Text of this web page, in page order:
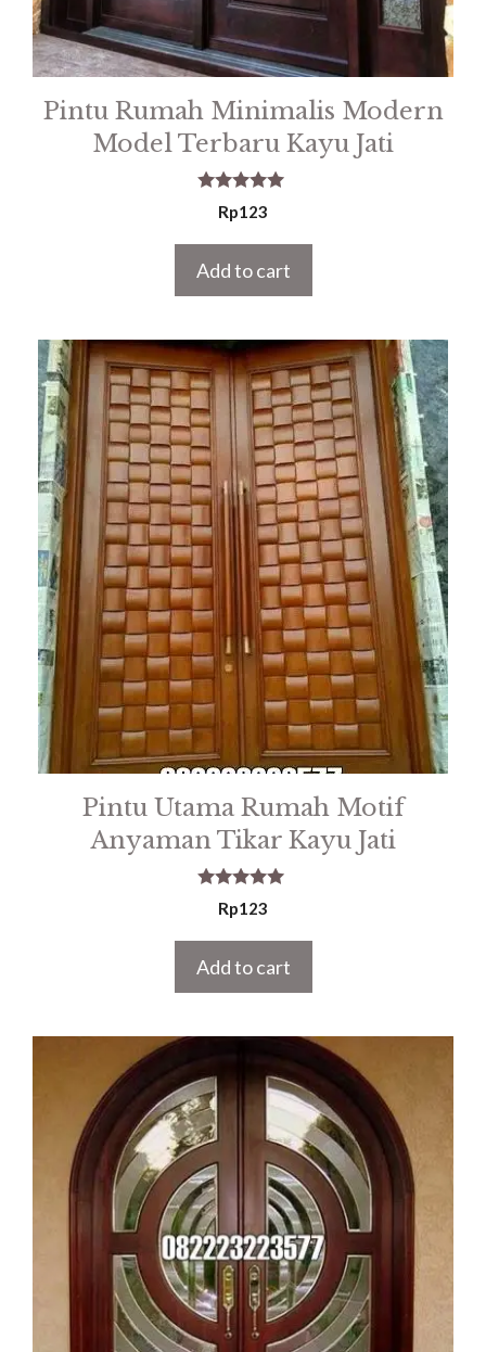
Pintu Rumah Minimalis Modern
Model Terbaru Kayu Jati
5.00
out of 5
Rp123
Add to cart
Pintu Utama Rumah Motif
Anyaman Tikar Kayu Jati
5.00
out of 5
Rp123
Add to cart